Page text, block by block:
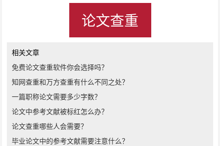
论文查重
相关文章
免费论文查重软件你会选择吗？
知网查重和万方查重有什么不同之处？
一篇职称论文需要多少字数？
论文中参考文献被标红怎么办？
论文查重哪些人会需要？
毕业论文中的参考文献需要注意什么？